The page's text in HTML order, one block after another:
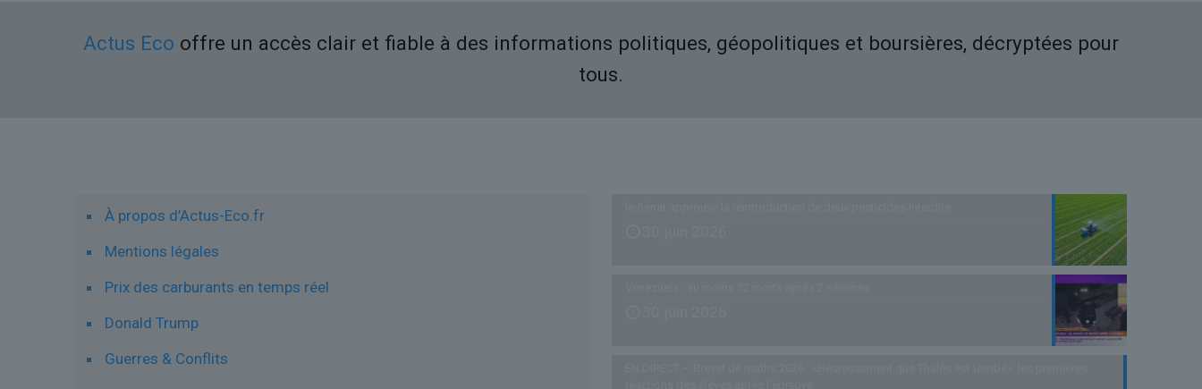
Actus Eco offre un accès clair et fiable à des informations politiques, géopolitiques et boursières, décryptées pour
tous.
À propos d’Actus-Eco.fr
Mentions légales
Prix des carburants en temps réel
Donald Trump
Guerres & Conflits